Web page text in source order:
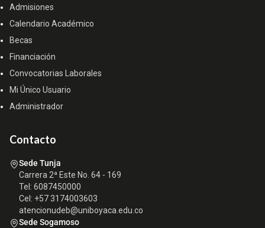
Admisiones
Calendario Académico
Becas
Financiación
Convocatorias Laborales
Mi Único Usuario
Administrador
Contacto
Sede Tunja
Carrera 2ª Este No. 64 - 169
Tel: 6087450000
Cel: +57 3174003603
atencionudeb@uniboyaca.edu.co
Sede Sogamoso